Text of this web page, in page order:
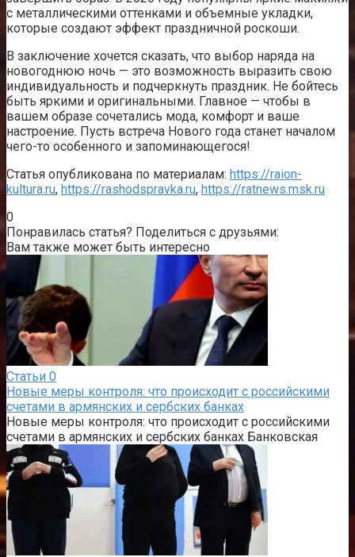
с металлическими оттенками и объемные укладки,
которые создают эффект праздничной роскоши.
В заключение хочется сказать, что выбор наряда на
новогоднюю ночь — это возможность выразить свою
индивидуальность и подчеркнуть праздник. Не бойтесь
быть яркими и оригинальными. Главное — чтобы в
вашем образе сочетались мода, комфорт и ваше
настроение. Пусть встреча Нового года станет началом
чего-то особенного и запоминающегося!
Статья опубликована по материалам: https://raion-
kultura.ru, https://rashodspravka.ru, https://ratnews.msk.ru
0
Понравилась статья? Поделиться с друзьями:
Вам также может быть интересно
Статьи 0
Новые меры контроля: что происходит с российскими
счетами в армянских и сербских банках
Новые меры контроля: что происходит с российскими
счетами в армянских и сербских банках Банковская